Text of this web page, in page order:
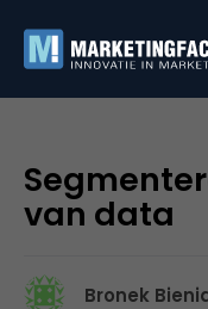
van data
Bronek